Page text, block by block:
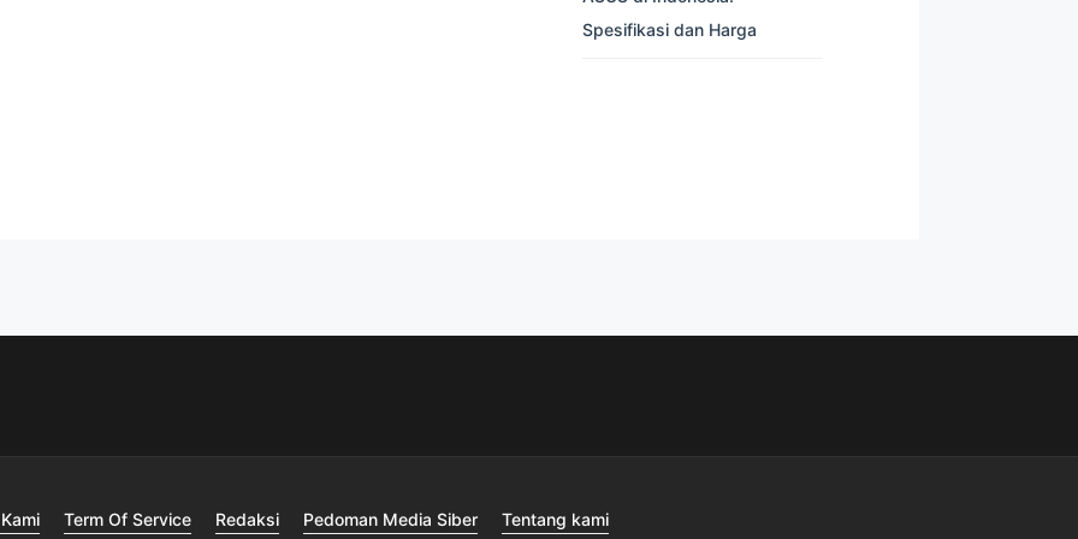
Spesifikasi dan Harga
Term Of Service Redaksi Pedoman Media Siber Tentang kami